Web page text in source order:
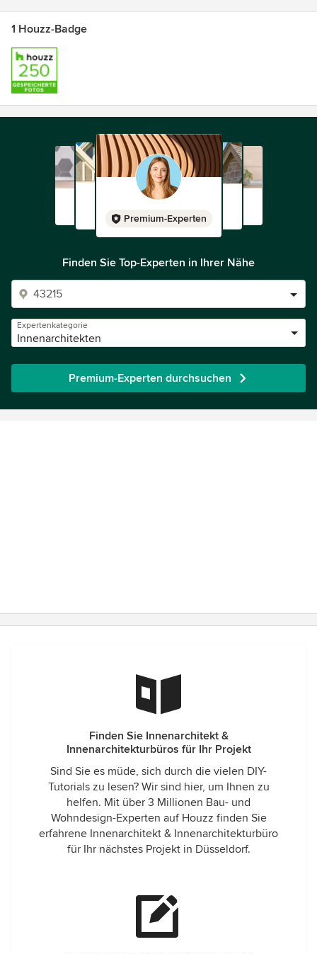
1 Houzz-Badge
Premium-Experten
Finden Sie Top-Experten in Ihrer Nähe
Expertenkategorie
Innenarchitekten
Premium-Experten durchsuchen
Finden Sie Innenarchitekt &
Innenarchitekturbüros für Ihr Projekt
Sind Sie es müde, sich durch die vielen DIY-
Tutorials zu lesen? Wir sind hier, um Ihnen zu
helfen. Mit über 3 Millionen Bau- und
Wohndesign-Experten auf Houzz finden Sie
erfahrene Innenarchitekt & Innenarchitekturbüro
für Ihr nächstes Projekt in Düsseldorf.